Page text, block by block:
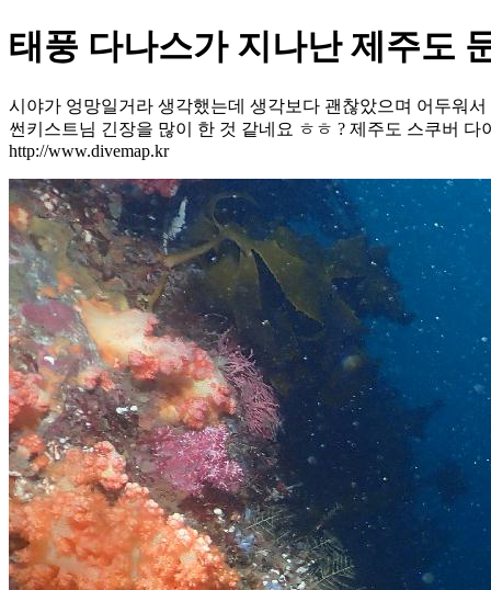
태풍 다나스가 지나난 제주도
시야가 엉망일거라 생각했는데 생각보다 괜찮았으며 어두워
썬키스트님 긴장을 많이 한 것 같네요 ㅎㅎ ? 제주도 스쿠버 다
http://www.divemap.kr